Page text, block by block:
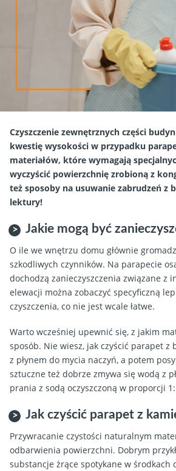
Czyszczenie zewnętrznych części
kwestię wysokości w przypadku
materiałów, które wymagają
wyczyścić powierzchnię zrobioną z
też sposoby na usuwanie zabrudzeń z
lektury!
Jakie mogą być
O ile we wnętrzu domu głównie
szkodliwych czynników. Na parapecie
dochodzą zanieczyszczenia związane z
elewacji można zobaczyć specyficzną
czyszczenia, co nie jest wcale łatwe.
Warto wcześniej upewnić się, z jakim
sposób. Nie wiesz, jak czyścić parapet
z płynem do mycia naczyń, a potem
sztuczne też dobrze zmywa się wodą z
prania z sodą oczyszczoną w proporcji
Jak czyścić parapet z
Przywracanie czystości naturalnym
odbarwienia powierzchni. Dobrym
substancje żrące spotykane w